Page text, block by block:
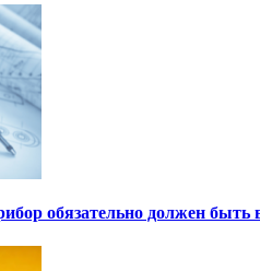
обязательно должен быть